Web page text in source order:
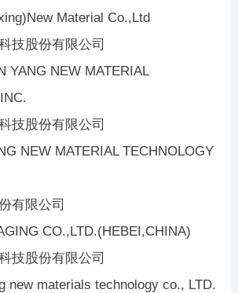
Material Co.,Ltd
技股份有限公司
YANG NEW MATERIAL
技股份有限公司
NEW MATERIAL TECHNOLOGY
有限公司
CO.,LTD.(HEBEI,CHINA)
技股份有限公司
new materials technology co., LTD.